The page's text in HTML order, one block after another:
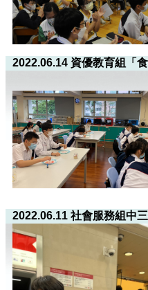
2022.06.14 資優教育組「
2022.06.11 社會服務組中